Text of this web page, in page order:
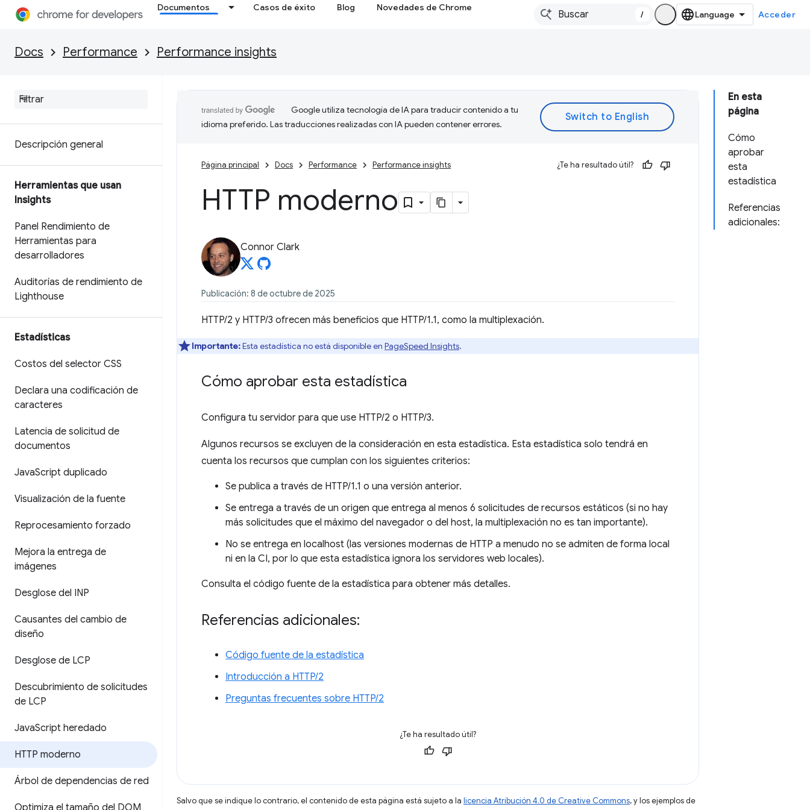
Documentos Casos de éxito Blog Novedades de Chrome
/ Acceder
Docs Performance Performance insights
Descripción general
Herramientas que usan
Insights
Panel Rendimiento de
Herramientas para
desarrolladores
Auditorías de rendimiento de
Lighthouse
Estadísticas
Costos del selector CSS
Declara una codificación de
caracteres
Latencia de solicitud de
documentos
JavaScript duplicado
Visualización de la fuente
Reprocesamiento forzado
Mejora la entrega de
imágenes
Desglose del INP
Causantes del cambio de
diseño
Desglose de LCP
Descubrimiento de solicitudes
de LCP
JavaScript heredado
HTTP moderno
Árbol de dependencias de red
Optimiza el tamaño del DOM
En esta
página
Cómo
aprobar
esta
estadística
Referencias
adicionales:
Google utiliza tecnología de IA para traducir contenido a tu
idioma preferido. Las traducciones realizadas con IA pueden contener errores.
Página principal Docs Performance Performance insights ¿Te ha resultado útil?
HTTP moderno
Connor Clark
Publicación: 8 de octubre de 2025
HTTP/2 y HTTP/3 ofrecen más beneficios que HTTP/1.1, como la multiplexación.
Importante:Esta estadística no está disponible en PageSpeed Insights.
Cómo aprobar esta estadística
Configura tu servidor para que use HTTP/2 o HTTP/3.
Algunos recursos se excluyen de la consideración en esta estadística. Esta estadística solo tendrá en
cuenta los recursos que cumplan con los siguientes criterios:
Se publica a través de HTTP/1.1 o una versión anterior.
Se entrega a través de un origen que entrega al menos 6 solicitudes de recursos estáticos (si no hay
más solicitudes que el máximo del navegador o del host, la multiplexación no es tan importante).
No se entrega en localhost (las versiones modernas de HTTP a menudo no se admiten de forma local
ni en la CI, por lo que esta estadística ignora los servidores web locales).
Consulta el código fuente de la estadística para obtener más detalles.
Referencias adicionales:
Código fuente de la estadística
Introducción a HTTP/2
Preguntas frecuentes sobre HTTP/2
¿Te ha resultado útil?
Salvo que se indique lo contrario, el contenido de esta página está sujeto a la licencia Atribución 4.0 de Creative Commons, y los ejemplos de